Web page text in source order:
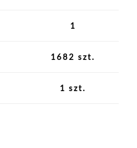
1
1682 szt.
1 szt.